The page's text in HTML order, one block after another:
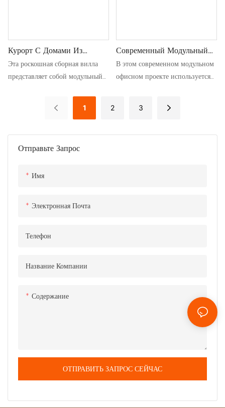
Отправьте Запрос
Имя
Электронная Почта
Телефон
Название Компании
Содержание
ОТПРАВИТЬ ЗАПРОС СЕЙЧАС
Курорт С Домами Из
Контейнеров, Роскошные
Сборные Виллы.
Эта роскошная сборная вилла
представляет собой модульный
создает потрясающее,
Современный Модульный
Дизайн Офиса, Сборные
Контейнерные Кабины.
В этом современном модульном
офисном проекте используется
создания экологичного
1 2 3